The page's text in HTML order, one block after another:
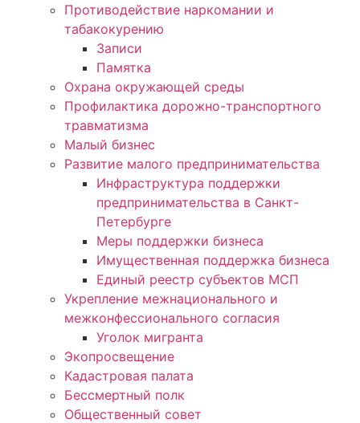
Противодействие наркомании и
табакокурению
Записи
Памятка
Охрана окружающей среды
Профилактика дорожно-транспортного
травматизма
Малый бизнес
Развитие малого предпринимательства
Инфраструктура поддержки
предпринимательства в Санкт-
Петербурге
Меры поддержки бизнеса
Имущественная поддержка бизнеса
Единый реестр субъектов МСП
Укрепление межнационального и
межконфессионального согласия
Уголок мигранта
Экопросвещение
Кадастровая палата
Бессмертный полк
Общественный совет